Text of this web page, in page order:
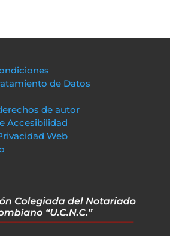
de Datos
de autor
Accesibilidad
Web